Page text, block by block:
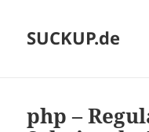
SUCKUP.de
php –